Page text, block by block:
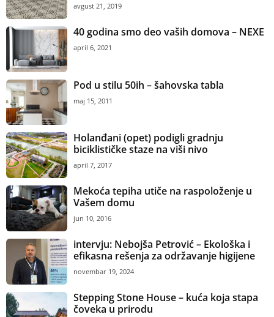
avgust 21, 2019
40 godina smo deo vaših domova – NEXE
april 6, 2021
Pod u stilu 50ih – šahovska tabla
maj 15, 2011
Holanđani (opet) podigli gradnju
biciklističke staze na viši nivo
april 7, 2017
Mekoća tepiha utiče na raspoloženje u
Vašem domu
jun 10, 2016
intervju: Nebojša Petrović – Ekološka i
efikasna rešenja za održavanje higijene
novembar 19, 2024
Stepping Stone House – kuća koja stapa
čoveka u prirodu